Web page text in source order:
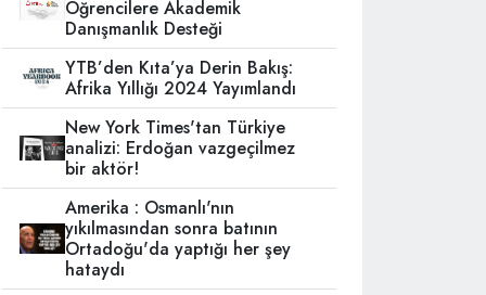
Öğrencilere Akademik
Danışmanlık Desteği
YTB’den Kıta’ya Derin Bakış:
Afrika Yıllığı 2024 Yayımlandı
New York Times'tan Türkiye
analizi: Erdoğan vazgeçilmez
bir aktör!
Amerika : Osmanlı'nın
yıkılmasından sonra batının
Ortadoğu'da yaptığı her şey
hataydı